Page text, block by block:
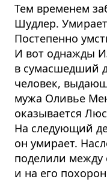
Тем временем
Шудлер.
Постепенно
И вот однажды
в сумасшедший
человек,
мужа Оливье
оказывается
На следующий
он умирает.
поделили между
и на его